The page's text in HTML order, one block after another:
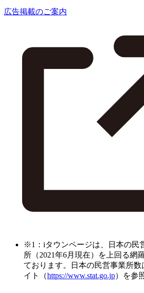
広告掲載のご案内
※1：iタウンページは、日本の民
所（2021年6月現在）を上回る網
ております。日本の民営事業所
イト（https://www.stat.go.jp）を参